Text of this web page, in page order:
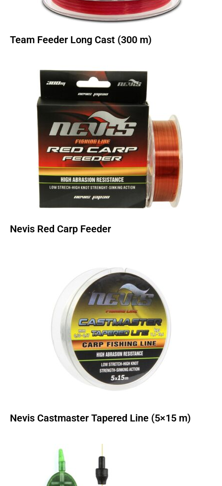
Team Feeder Long Cast (300 m)
Nevis Red Carp Feeder
Nevis Castmaster Tapered Line (5×15 m)